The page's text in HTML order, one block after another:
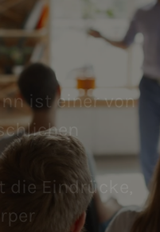
ist einer von
Eindrücke,